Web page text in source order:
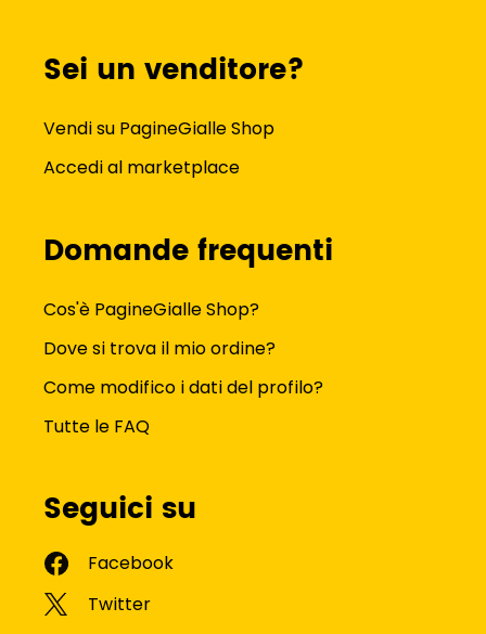
Sei un venditore?
Vendi su PagineGialle Shop
Accedi al marketplace
Domande frequenti
Cos'è PagineGialle Shop?
Dove si trova il mio ordine?
Come modifico i dati del profilo?
Tutte le FAQ
Seguici su